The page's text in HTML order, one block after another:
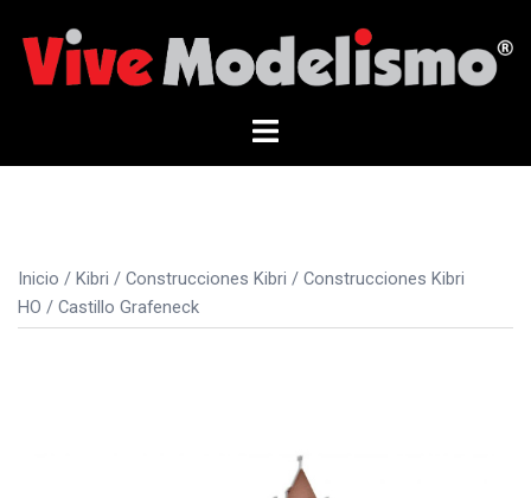
contenido
Alternar
Inicio / Kibri / Construcciones Kibri / Construcciones Kibri
HO / Castillo Grafeneck